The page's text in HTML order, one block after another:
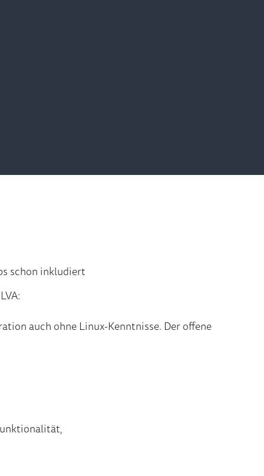
schon inkludiert
auch ohne Linux-Kenntnisse. Der offene